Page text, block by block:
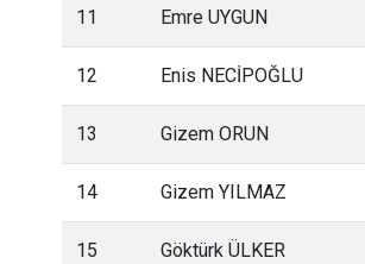
11 Emre UYGUN
12 Enis NECİPOĞLU
13 Gizem ORUN
14 Gizem YILMAZ
15 Göktürk ÜLKER